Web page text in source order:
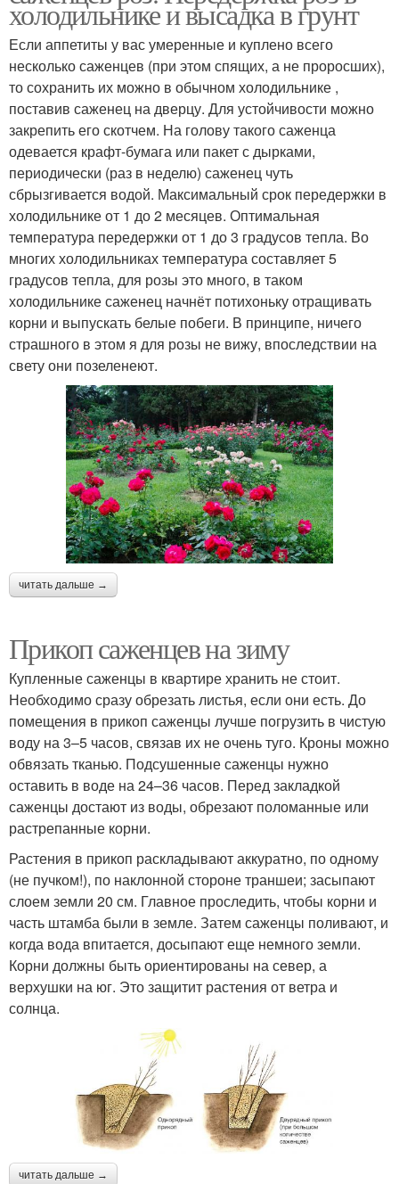
холодильнике и высадка в грунт
Если аппетиты у вас умеренные и куплено всего
несколько саженцев (при этом спящих, а не проросших),
то сохранить их можно в обычном холодильнике ,
поставив саженец на дверцу. Для устойчивости можно
закрепить его скотчем. На голову такого саженца
одевается крафт-бумага или пакет с дырками,
периодически (раз в неделю) саженец чуть
сбрызгивается водой. Максимальный срок передержки в
холодильнике от 1 до 2 месяцев. Оптимальная
температура передержки от 1 до 3 градусов тепла. Во
многих холодильниках температура составляет 5
градусов тепла, для розы это много, в таком
холодильнике саженец начнёт потихоньку отращивать
корни и выпускать белые побеги. В принципе, ничего
страшного в этом я для розы не вижу, впоследствии на
свету они позеленеют.
читать дальше →
Прикоп саженцев на зиму
Купленные саженцы в квартире хранить не стоит.
Необходимо сразу обрезать листья, если они есть. До
помещения в прикоп саженцы лучше погрузить в чистую
воду на 3–5 часов, связав их не очень туго. Кроны можно
обвязать тканью. Подсушенные саженцы нужно
оставить в воде на 24–36 часов. Перед закладкой
саженцы достают из воды, обрезают поломанные или
растрепанные корни.
Растения в прикоп раскладывают аккуратно, по одному
(не пучком!), по наклонной стороне траншеи; засыпают
слоем земли 20 см. Главное проследить, чтобы корни и
часть штамба были в земле. Затем саженцы поливают, и
когда вода впитается, досыпают еще немного земли.
Корни должны быть ориентированы на север, а
верхушки на юг. Это защитит растения от ветра и
солнца.
читать дальше →